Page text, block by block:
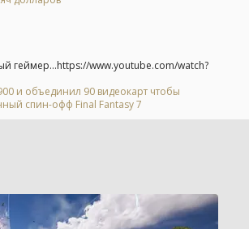
геймер...https://www.youtube.com/watch?
и объединил 90 видеокарт чтобы
спин-офф Final Fantasy 7